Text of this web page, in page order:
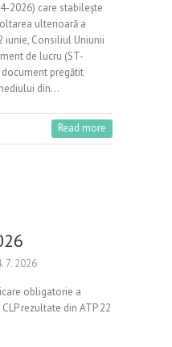
2026) care stabilește
ulterioară a
iunie, Consiliul Uniunii
de lucru (ST-
pregătit
din…
Read more
7. 2026
obligatorie a
rezultate din ATP 22